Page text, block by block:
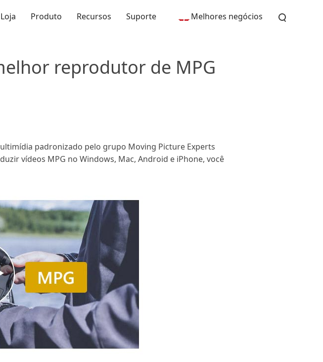
Loja Produto Recursos Suporte Melhores negócios
reprodutor de MPG
padronizado pelo grupo Moving Picture Experts
vídeos MPG no Windows, Mac, Android e iPhone, você